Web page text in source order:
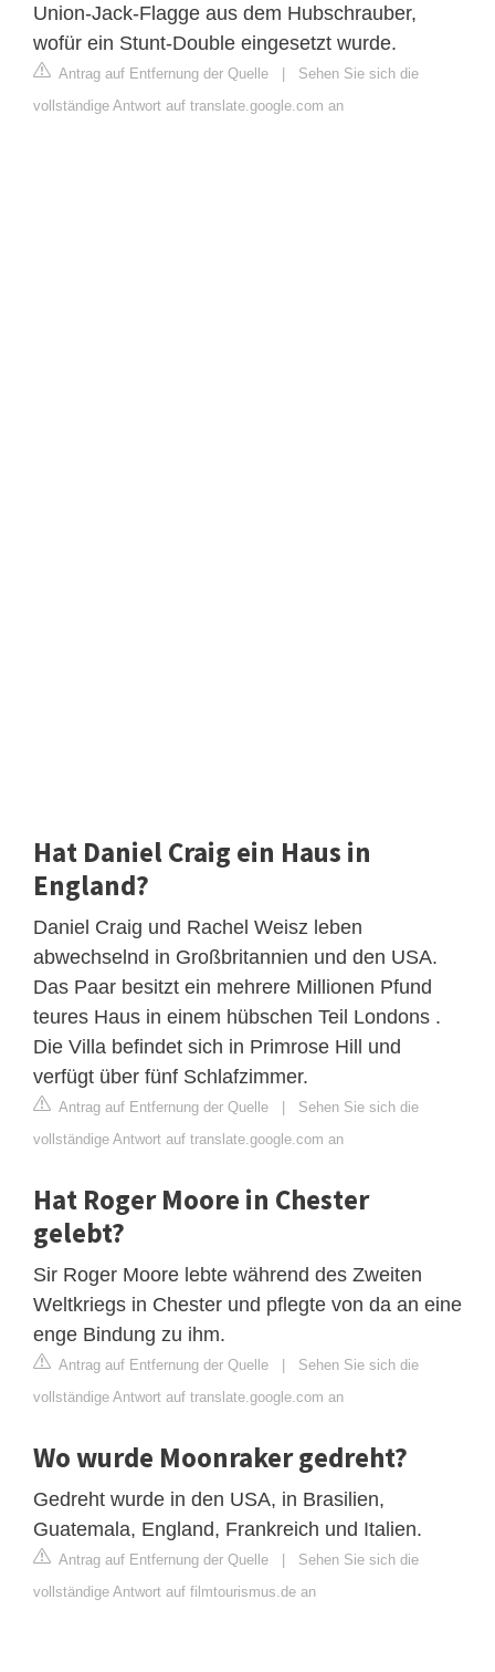
Union-Jack-Flagge aus dem Hubschrauber,
wofür ein Stunt-Double eingesetzt wurde.
Antrag auf Entfernung der Quelle | Sehen Sie sich die
vollständige Antwort auf translate.google.com an
Hat Daniel Craig ein Haus in
England?
Daniel Craig und Rachel Weisz leben
abwechselnd in Großbritannien und den USA.
Das Paar besitzt ein mehrere Millionen Pfund
teures Haus in einem hübschen Teil Londons .
Die Villa befindet sich in Primrose Hill und
verfügt über fünf Schlafzimmer.
Antrag auf Entfernung der Quelle | Sehen Sie sich die
vollständige Antwort auf translate.google.com an
Hat Roger Moore in Chester
gelebt?
Sir Roger Moore lebte während des Zweiten
Weltkriegs in Chester und pflegte von da an eine
enge Bindung zu ihm.
Antrag auf Entfernung der Quelle | Sehen Sie sich die
vollständige Antwort auf translate.google.com an
Wo wurde Moonraker gedreht?
Gedreht wurde in den USA, in Brasilien,
Guatemala, England, Frankreich und Italien.
Antrag auf Entfernung der Quelle | Sehen Sie sich die
vollständige Antwort auf filmtourismus.de an